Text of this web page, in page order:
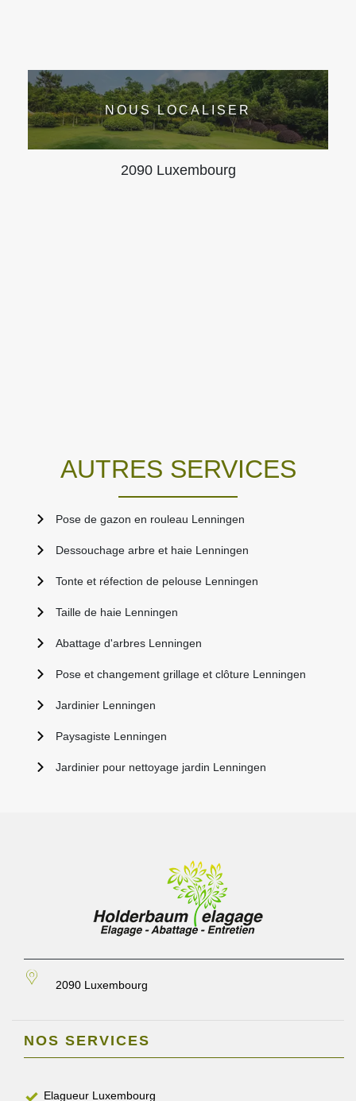
NOUS LOCALISER
2090 Luxembourg
AUTRES SERVICES
Pose de gazon en rouleau Lenningen
Dessouchage arbre et haie Lenningen
Tonte et réfection de pelouse Lenningen
Taille de haie Lenningen
Abattage d'arbres Lenningen
Pose et changement grillage et clôture Lenningen
Jardinier Lenningen
Paysagiste Lenningen
Jardinier pour nettoyage jardin Lenningen
2090 Luxembourg
NOS SERVICES
Elagueur Luxembourg